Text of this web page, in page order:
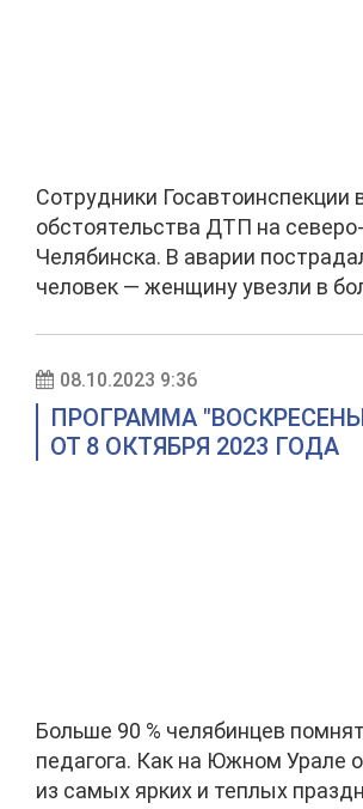
Сотрудники Госавтоинспекции
обстоятельства ДТП на
Челябинска. В аварии
человек — женщину увезли в
08.10.2023 9:36
ПРОГРАММА
ОТ 8 ОКТЯБРЯ 2023 ГОДА
Больше 90 % челябинцев
педагога. Как на Южном Урале
из самых ярких и теплых